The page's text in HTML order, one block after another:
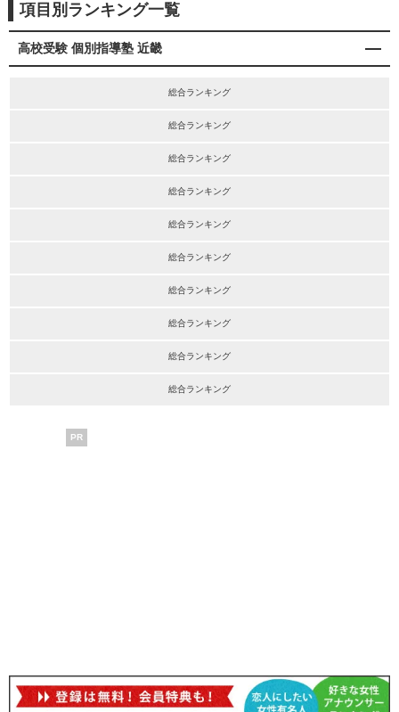
項目別ランキング一覧
高校受験 個別指導塾 近畿
総合ランキング
総合ランキング
総合ランキング
総合ランキング
総合ランキング
総合ランキング
総合ランキング
総合ランキング
総合ランキング
総合ランキング
PR